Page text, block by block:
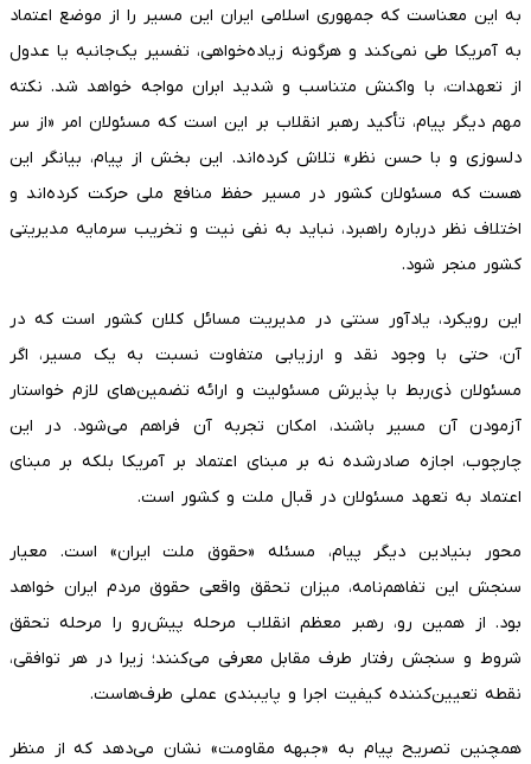
به این معناست که جمهوری اسلامی ایران این مسیر را از موضع اعتماد
به آمریکا طی نمی‌کند و هرگونه زیاده‌خواهی، تفسیر یک‌جانبه یا عدول
از تعهدات، با واکنش متناسب و شدید ابران مواجه خواهد شد. نکته
مهم دیگر پیام، تأکید رهبر انقلاب بر این است که مسئولان امر «از سر
دلسوزی و با حسن نظر» تلاش کرده‌اند. این بخش از پیام، بیانگر این
هست که مسئولان کشور در مسیر حفظ منافع ملی حرکت کرده‌اند و
اختلاف نظر درباره راهبرد، نباید به نفی نیت و تخریب سرمایه مدیریتی
کشور منجر شود.
این رویکرد، یادآور سنتی در مدیریت مسائل کلان کشور است که در
آن، حتی با وجود نقد و ارزیابی متفاوت نسبت به یک مسیر، اگر
مسئولان ذی‌ربط با پذیرش مسئولیت و ارائه تضمین‌های لازم خواستار
آزمودن آن مسیر باشند، امکان تجربه آن فراهم می‌شود. در این
چارچوب، اجازه صادرشده نه بر مبنای اعتماد بر آمریکا بلکه بر مبنای
اعتماد به تعهد مسئولان در قبال ملت و کشور است.
محور بنیادین دیگر پیام، مسئله «حقوق ملت ایران» است. معیار
سنجش این تفاهم‌نامه، میزان تحقق واقعی حقوق مردم ایران خواهد
بود. از همین رو، رهبر معظم انقلاب مرحله پیش‌رو را مرحله تحقق
شروط و سنجش رفتار طرف مقابل معرفی می‌کنند؛ زیرا در هر توافقی،
نقطه تعیین‌کننده کیفیت اجرا و پایبندی عملی طرف‌هاست.
همچنین تصریح پیام به «جبهه مقاومت» نشان می‌دهد که از منظر